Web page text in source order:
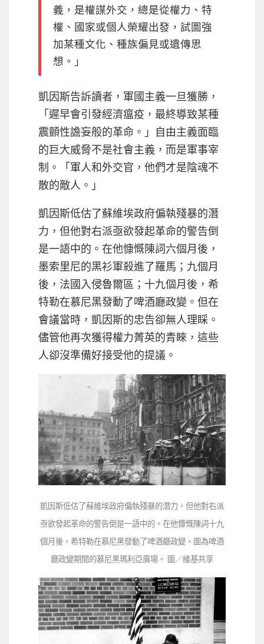
義，是權謀外交，總是從權力、特
權、國家或個人榮耀出發，試圖強
加某種文化、種族偏見或遺傳思
想。」
凱因斯告訴讀者，軍國主義一旦獲勝，
「遲早會引發經濟瘟疫，最終導致某種
震顫性譫妄般的革命。」自由主義面臨
的巨大威脅不是社會主義，而是軍事宰
制。「軍人和外交官，他們才是陰魂不
散的敵人。」
凱因斯低估了蘇維埃政府偏執殘暴的潛
力，但他對右派亟欲發起革命的警告倒
是一語中的。在他慷慨陳詞六個月後，
墨索里尼的黑衫軍殺進了羅馬；九個月
後，法國入侵魯爾區；十九個月後，希
特勒在慕尼黑發動了啤酒廳政變。但在
會議當時，凱因斯的忠告卻無人理睬。
儘管他再次獲得權力菁英的青睞，這些
人卻沒準備好接受他的提議。
凱因斯低估了蘇維埃政府偏執殘暴的潛力，但他對右派
亟欲發起革命的警告倒是一語中的。在他慷慨陳詞十九
個月後，希特勒在慕尼黑發動了啤酒廳政變。圖為啤酒
廳政變期間的慕尼黑瑪利亞廣場。 圖／維基共享